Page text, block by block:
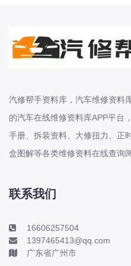
本田-东风本田
本田-广州本田
标致
标致
标致-进口
比亚迪
比亚迪-海外版
比速
C
传祺
汽修帮手资料库，汽车维修资料
的汽车在线维修资料库APP平台
手册、拆装资料、大修扭力、正
盒图解等各类维修资料在线查询
联系我们
16606257504
1397465413@qq.com
广东省广州市